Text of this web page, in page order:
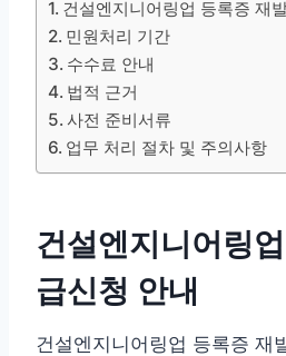
건설엔지니어링업 등록증 재
민원처리 기간
수수료 안내
법적 근거
사전 준비서류
업무 처리 절차 및 주의사항
건설엔지니어링
급신청 안내
건설엔지니어링업 등록증 재